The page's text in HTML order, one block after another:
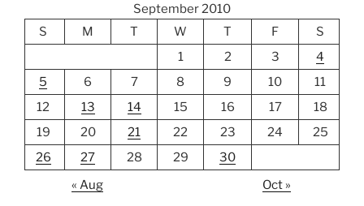
September 2010
S
M T W T F
S
1
2 3
4
5
6 7 8 9 10
11
12
13 14 15 16 17
18
19
20 21 22 23 24
25
26
27 28 29
30
« Aug
Oct »